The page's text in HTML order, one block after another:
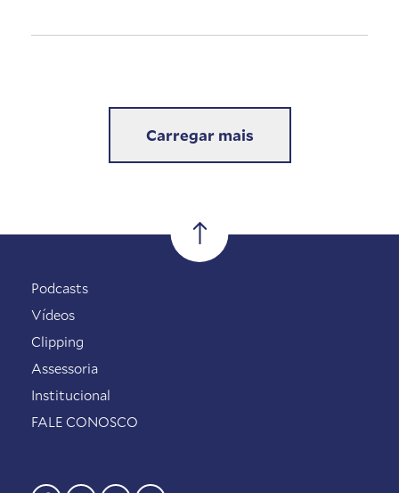
Carregar mais
Podcasts
Vídeos
Clipping
Assessoria
Institucional
FALE CONOSCO